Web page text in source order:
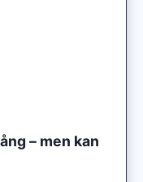
– men kan